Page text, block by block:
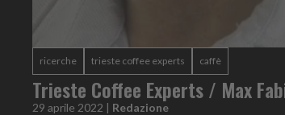
ricerche trieste coffee experts caffè
Trieste Coffee Experts / Max
29 aprile 2022 | Redazione